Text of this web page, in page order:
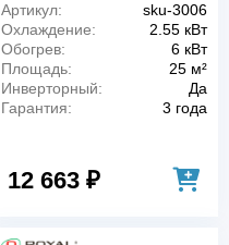
Артикул:
sku-3006
Охлаждение:
2.55 кВт
Обогрев:
6 кВт
Площадь:
25 м²
Инверторный:
Да
Гарантия:
3 года
12 663 ₽